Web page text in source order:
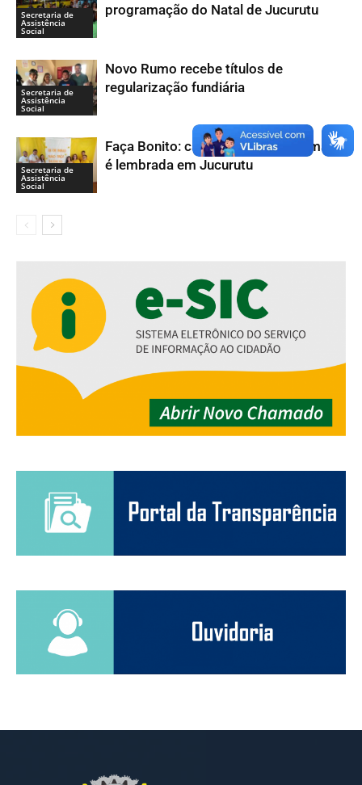
Secretaria de
Assistência
Social
programação do Natal de Jucurutu
Secretaria de
Assistência
Social
Novo Rumo recebe títulos de
regularização fundiária
Secretaria de
Assistência
Social
Faça Bonito: campanha do 18 de maio
é lembrada em Jucurutu